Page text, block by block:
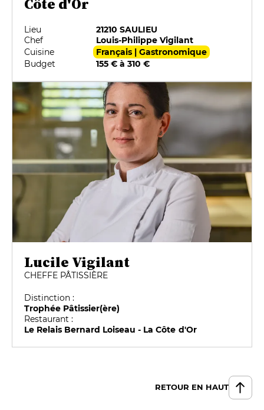
Côte d'Or
Lieu
21210 SAULIEU
Chef
Louis-Philippe Vigilant
Cuisine
Français | Gastronomique
Budget
155 € à 310 €
Lucile Vigilant
CHEFFE PÂTISSIÈRE
Distinction :
Trophée Pâtissier(ère)
Restaurant :
Le Relais Bernard Loiseau - La Côte d'Or
RETOUR EN HAUT